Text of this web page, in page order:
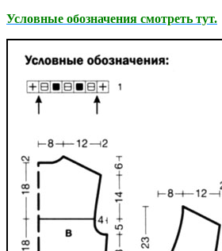
Условные обозначения смотреть тут.